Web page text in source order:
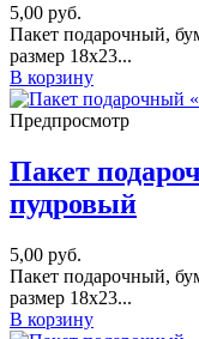
5,00 руб.
Пакет подарочный,
размер 18х23...
В корзину
Предпросмотр
Пакет
пудровый
5,00 руб.
Пакет подарочный,
размер 18х23...
В корзину